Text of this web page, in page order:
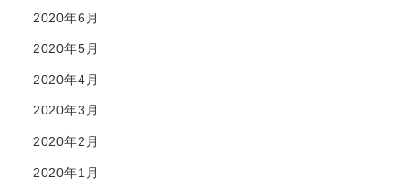
2020年6月
2020年5月
2020年4月
2020年3月
2020年2月
2020年1月